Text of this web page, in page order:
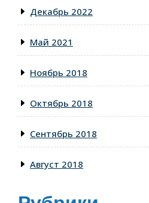
Декабрь 2022
Май 2021
Ноябрь 2018
Октябрь 2018
Сентябрь 2018
Август 2018